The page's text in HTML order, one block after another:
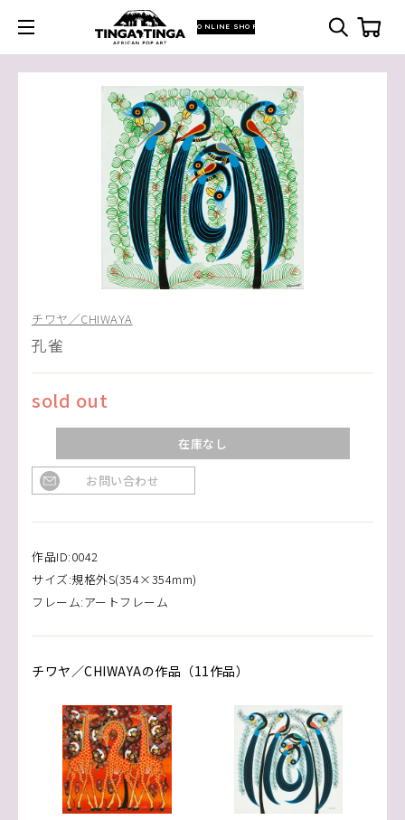
ONLINE SHOP
チワヤ／CHIWAYA
孔雀
sold out
在庫なし
お問い合わせ
作品ID:0042
サイズ:規格外S(354×354mm)
フレーム:アートフレーム
チワヤ／CHIWAYAの作品（11作品）